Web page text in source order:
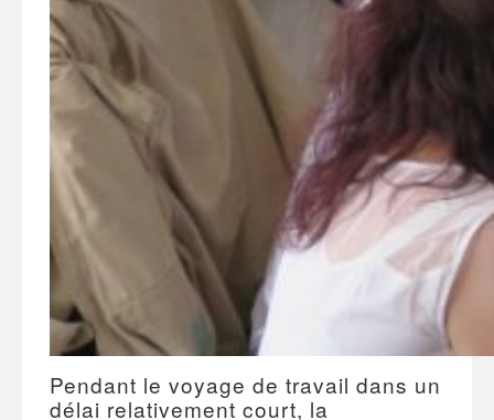
Pendant le voyage de travail dans un
délai relativement court, la